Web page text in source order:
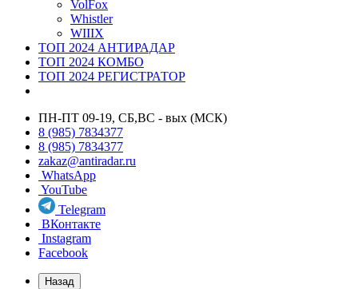
VolFox
Whistler
WIIIX
ТОП 2024 АНТИРАДАР
ТОП 2024 КОМБО
ТОП 2024 РЕГИСТРАТОР
ПН-ПТ 09-19, СБ,ВС - вых (МСК)
8 (985) 7834377
8 (985) 7834377
zakaz@antiradar.ru
WhatsApp
YouTube
Telegram
ВКонтакте
Instagram
Facebook
Назад